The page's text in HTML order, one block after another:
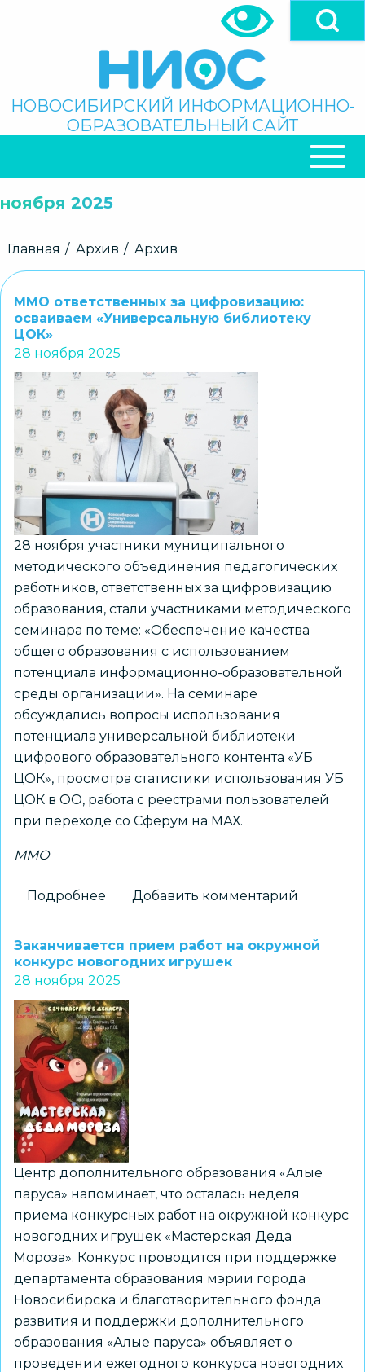
Поиск
НОВОСИБИРСКИЙ ИНФОРМАЦИОННО-
ОБРАЗОВАТЕЛЬНЫЙ САЙТ
НАВИГАЦИЯ
ноября 2025
Строка
Главная Архив Архив
ММО ответственных за цифровизацию:
осваиваем «Универсальную библиотеку
ЦОК»
28 ноября 2025
28 ноября участники муниципального
методического объединения педагогических
работников, ответственных за цифровизацию
образования, стали участниками методического
семинара по теме: «Обеспечение качества
общего образования с использованием
потенциала информационно-образовательной
среды организации». На семинаре
обсуждались вопросы использования
потенциала универсальной библиотеки
цифрового образовательного контента «УБ
ЦОК», просмотра статистики использования УБ
ЦОК в ОО, работа с реестрами пользователей
при переходе со Сферум на МАХ.
ММО
Подробнее
ответственных
за
цифровизацию:
осваиваем
«Универсальную
библиотеку
ЦОК»
Добавить комментарий
Заканчивается прием работ на окружной
конкурс новогодних игрушек
28 ноября 2025
Центр дополнительного образования «Алые
паруса» напоминает, что осталась неделя
приема конкурсных работ на окружной конкурс
новогодних игрушек «Мастерская Деда
Мороза». Конкурс проводится при поддержке
департамента образования мэрии города
Новосибирска и благотворительного фонда
развития и поддержки дополнительного
образования «Алые паруса» объявляет о
проведении ежегодного конкурса новогодних